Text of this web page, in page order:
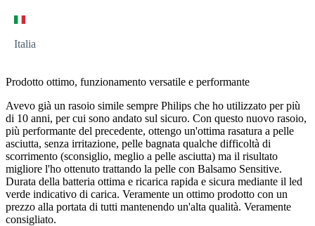
Italia
Prodotto ottimo, funzionamento versatile e performante
Avevo già un rasoio simile sempre Philips che ho utilizzato per più
di 10 anni, per cui sono andato sul sicuro. Con questo nuovo rasoio,
più performante del precedente, ottengo un'ottima rasatura a pelle
asciutta, senza irritazione, pelle bagnata qualche difficoltà di
scorrimento (sconsiglio, meglio a pelle asciutta) ma il risultato
migliore l'ho ottenuto trattando la pelle con Balsamo Sensitive.
Durata della batteria ottima e ricarica rapida e sicura mediante il led
verde indicativo di carica. Veramente un ottimo prodotto con un
prezzo alla portata di tutti mantenendo un'alta qualità. Veramente
consigliato.